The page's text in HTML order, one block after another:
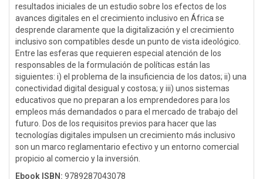
resultados iniciales de un estudio sobre los efectos de los
avances digitales en el crecimiento inclusivo en África se
desprende claramente que la digitalización y el crecimiento
inclusivo son compatibles desde un punto de vista ideológico.
Entre las esferas que requieren especial atención de los
responsables de la formulación de políticas están las
siguientes: i) el problema de la insuficiencia de los datos; ii) una
conectividad digital desigual y costosa; y iii) unos sistemas
educativos que no preparan a los emprendedores para los
empleos más demandados o para el mercado de trabajo del
futuro. Dos de los requisitos previos para hacer que las
tecnologías digitales impulsen un crecimiento más inclusivo
son un marco reglamentario efectivo y un entorno comercial
propicio al comercio y la inversión.
Ebook ISBN: 9789287043078